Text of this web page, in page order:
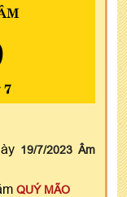
19/7/2023 Âm
QUÝ MÃO